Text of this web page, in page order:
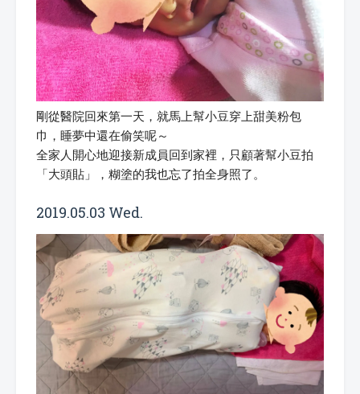
剛從醫院回來第一天，就馬上幫小豆穿上甜美粉包
巾，睡夢中還在偷笑呢～
全家人開心地迎接新成員回到家裡，只顧著幫小豆拍
「大頭貼」，糊塗的我也忘了拍全身照了。
2019.05.03 Wed.